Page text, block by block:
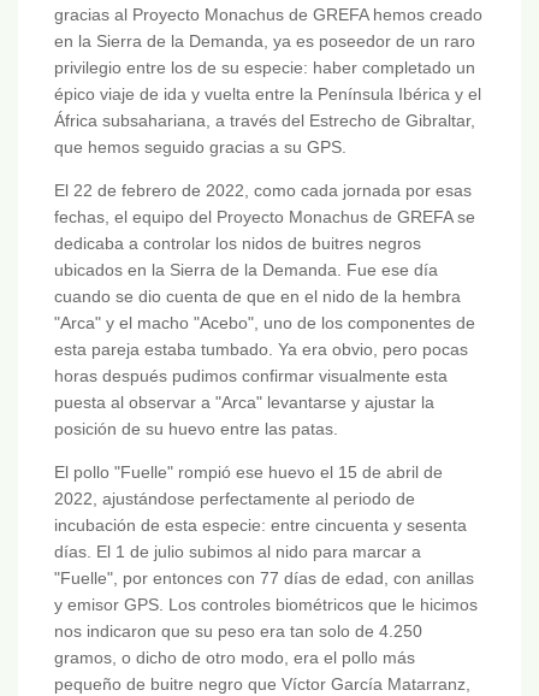
gracias al Proyecto Monachus de GREFA hemos creado
en la Sierra de la Demanda, ya es poseedor de un raro
privilegio entre los de su especie: haber completado un
épico viaje de ida y vuelta entre la Península Ibérica y el
África subsahariana, a través del Estrecho de Gibraltar,
que hemos seguido gracias a su GPS.
El 22 de febrero de 2022, como cada jornada por esas
fechas, el equipo del Proyecto Monachus de GREFA se
dedicaba a controlar los nidos de buitres negros
ubicados en la Sierra de la Demanda. Fue ese día
cuando se dio cuenta de que en el nido de la hembra
"Arca" y el macho "Acebo", uno de los componentes de
esta pareja estaba tumbado. Ya era obvio, pero pocas
horas después pudimos confirmar visualmente esta
puesta al observar a "Arca" levantarse y ajustar la
posición de su huevo entre las patas.
El pollo "Fuelle" rompió ese huevo el 15 de abril de
2022, ajustándose perfectamente al periodo de
incubación de esta especie: entre cincuenta y sesenta
días. El 1 de julio subimos al nido para marcar a
"Fuelle", por entonces con 77 días de edad, con anillas
y emisor GPS. Los controles biométricos que le hicimos
nos indicaron que su peso era tan solo de 4.250
gramos, o dicho de otro modo, era el pollo más
pequeño de buitre negro que Víctor García Matarranz,